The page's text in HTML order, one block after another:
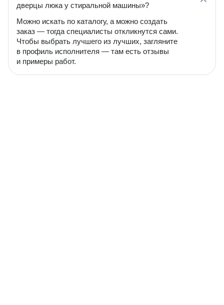
дверцы люка у стиральной машины»?
Можно искать по каталогу, а можно создать
заказ — тогда специалисты откликнутся сами.
Чтобы выбрать лучшего из лучших, загляните
в профиль исполнителя — там есть отзывы
и примеры работ.